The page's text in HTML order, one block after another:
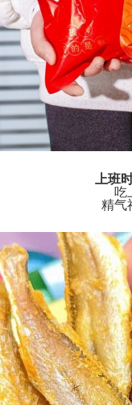
上班
吃
精气